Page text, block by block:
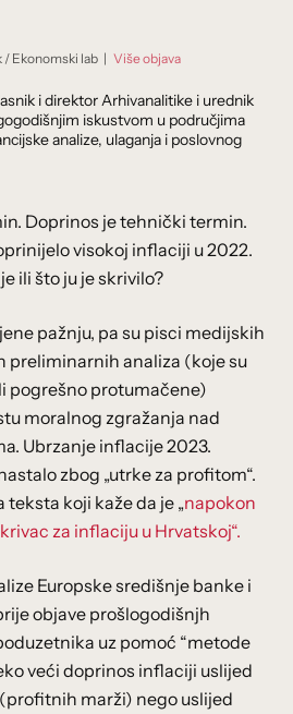
/ Ekonomski lab | Više objava
i direktor Arhivanalitike i urednik
iskustvom u područjima
analize, ulaganja i poslovnog
Doprinos je tehnički termin.
visokoj inflaciji u 2022.
ili što ju je skrivilo?
pažnju, pa su pisci medijskih
preliminarnih analiza (koje su
pogrešno protumačene)
moralnog zgražanja nad
Ubrzanje inflacije 2023.
zbog „utrke za profitom“.
teksta koji kaže da je „napokon
za inflaciju u Hrvatskoj“.
Europske središnje banke i
objave prošlogodišnjh
uz pomoć “metode
veći doprinos inflaciji uslijed
marži) nego uslijed